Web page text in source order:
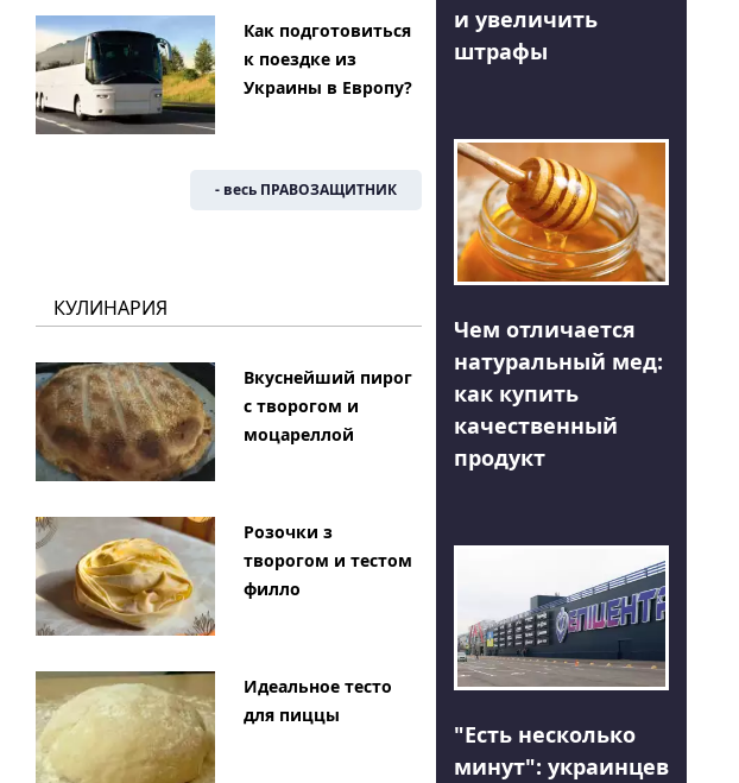
Как подготовиться
к поездке из
Украины в Европу?
- весь ПРАВОЗАЩИТНИК
КУЛИНАРИЯ
Вкуснейший пирог
с творогом и
моцареллой
Розочки з
творогом и тестом
филло
Идеальное тесто
для пиццы
и увеличить
штрафы
Чем отличается
натуральный мед:
как купить
качественный
продукт
"Есть несколько
минут": украинцев